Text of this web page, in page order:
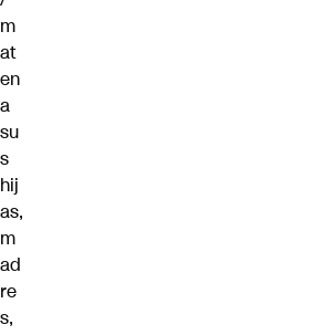
m
at
en
a
su
s
hij
as,
m
ad
re
s,